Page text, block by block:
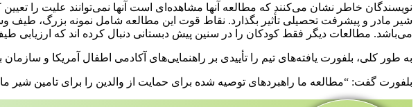
نویسندگان خاطر نشان می‌کنند که مطالعه آنها مشاهده‌ای است آنها نمی‌توانند علیت را
شیر مادر و پیشرفت تحصیلی تأثیر بگذارد. نقاط قوت این مطالعه شامل نمونه بزرگ، طیف
می‌باشد. مطالعات دیگر فقط کودکان را در سنین پیش دبستانی دنبال کرده اند که ارزیابی
به طور کلی، بلفورت یافته‌های تیم را تأییدی بر راهنمایی‌های آکادمی اطفال آمریکا و
بلفورت گفت: “مطالعه ما راهبردهای توصیه شده برای حمایت از والدین را برای تامین شیر